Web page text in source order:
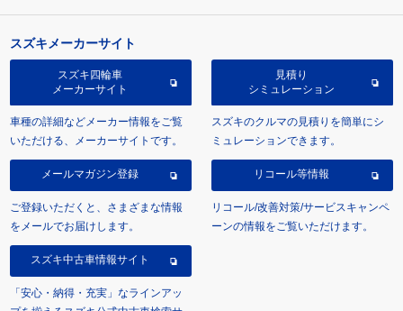
スズキメーカーサイト
スズキ四輪車
メーカーサイト
車種の詳細などメーカー情報をご覧
いただける、メーカーサイトです。
見積り
シミュレーション
スズキのクルマの見積りを簡単にシ
ミュレーションできます。
メールマガジン登録
ご登録いただくと、さまざまな情報
をメールでお届けします。
リコール等情報
リコール/改善対策/サービスキャンペ
ーンの情報をご覧いただけます。
スズキ中古車情報サイト
「安心・納得・充実」なラインアッ